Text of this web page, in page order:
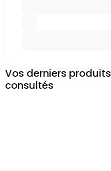
Vos derniers produits
consultés